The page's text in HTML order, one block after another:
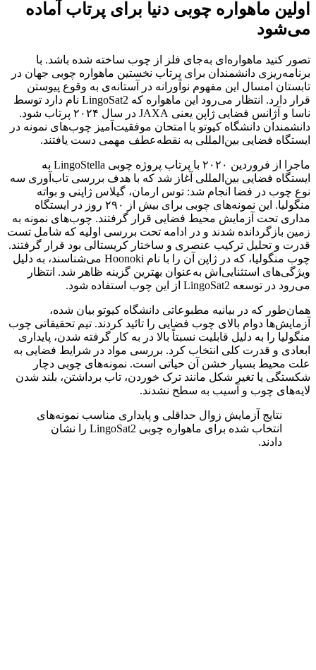
اولین ماهواره چوبی دنیا برای پرتاب آماده
می‌شود
تصور کنید ماهواره‌ای به‌جای فلز از چوب ساخته شده باشد. با
برنامه‌ریزی دانشمندان برای پرتاب نخستین ماهواره چوبی جهان در
تابستان امسال این مفهوم نوآورانه در آستانه‌ی به وقوع پیوستن
قرار دارد. انتظار می‌رود این ماهواره که LingoSat2 نام دارد توسط
ناسا و آژانس فضایی ژاپن یعنی JAXA در سال ۲۰۲۴ پرتاب شود.
دانشمندان دانشگاه کیوتو با امتحان موفقیت‌آمیز چوب‌های نمونه در
ایستگاه فضایی بین‌المللی به نقطه‌عطف مهمی دست یافتند.
ماجرا از فروردین ۲۰۲۰ با پرتاب پروژه چوبی LingoStella به
ایستگاه فضایی بین‌المللی آغاز شد که با هدف بررسی تاب‌آوری سه
نوع چوب در فضا انجام شد: توس ارمان، گیلاس ژاپنی و بواته
منگولیا. این نمونه‌های چوبی برای بیش از ۲۹۰ روز در ایستگاه
مداری تحت آزمایش محیط فضایی قرار گرفتند. چوب‌های نمونه به
زمین بازگردانده شدند و در ادامه تحت بررسی اولیه که شامل تست
قدرت و تحلیل ترکیب عنصری و ساختار کریستالی بود قرار گرفتند.
چوب منگولیا، که در ژاپن آن را با نام Hoonoki می‌شناسند، به دلیل
ویژگی‌های استثنایی‌اش به‌عنوان بهترین گزینه ظاهر شد. انتظار
می‌رود در توسعه LingoSat2 از این چوب استفاده شود.
همان‌طور که در بیانیه مطبوعاتی دانشگاه کیوتو بیان شده،
آزمایش‌ها دوام بالای چوب فضایی را تائید کردند. تیم تحقیقاتی چوب
منگولیا را به دلیل قابلیت نسبتاً بالا در به کار گرفته شدن، پایداری
ابعادی و قدرت کلی انتخاب کرد. بررسی مواد در شرایط فضایی به
علت محیط بسیار خشن آن حیاتی است. نمونه‌های چوبی دچار
شکستگی یا تغیر شکل مانند ترک خوردن، تاب برداشتن، بلند شدن
لایه‌های چوب و آسیب به سطح نشدند.
نتایج آزمایش زوال حداقلی و پایداری مناسب نمونه‌های
انتخاب شده برای ماهواره چوبی LingoSat2 را نشان
دادند.